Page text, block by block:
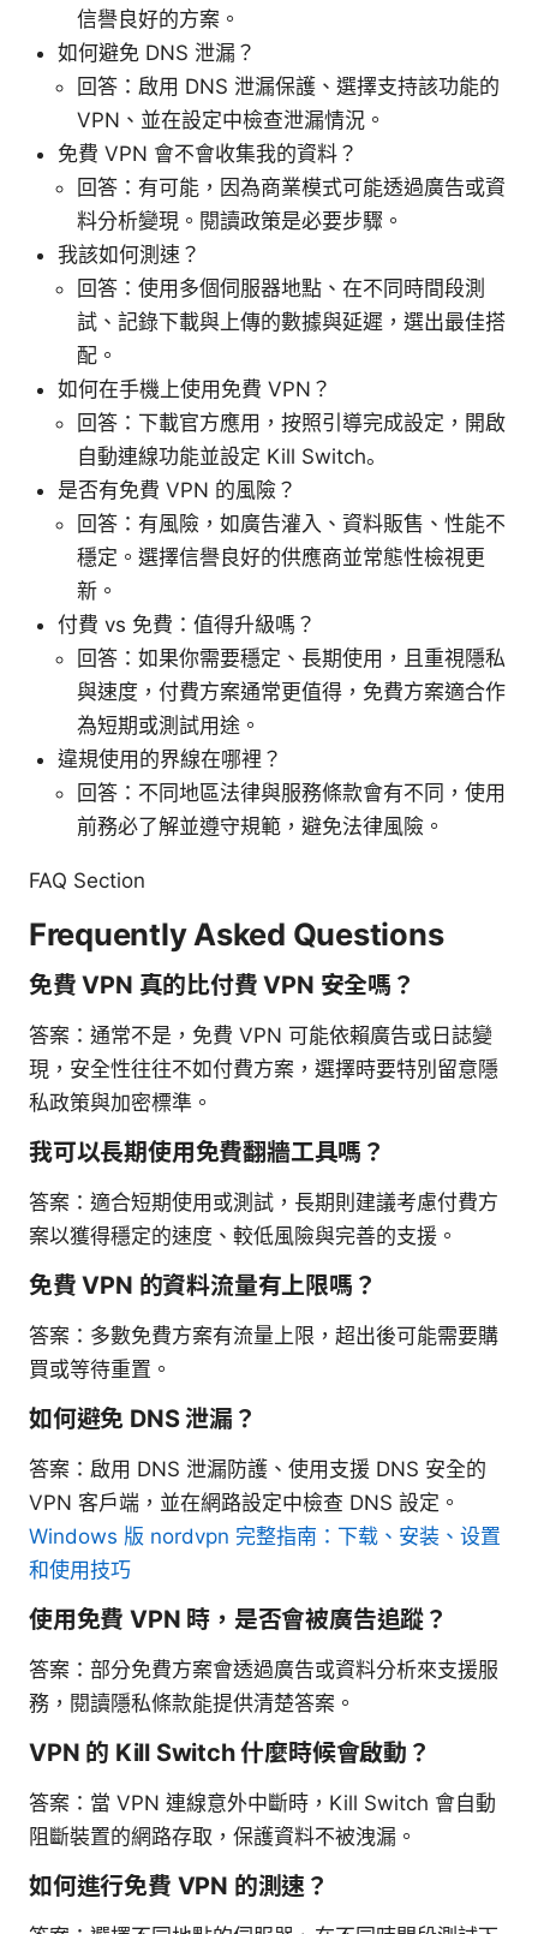
信譽良好的方案。
如何避免 DNS 泄漏？
回答：啟用 DNS 泄漏保護、選擇支持該功能的
VPN、並在設定中檢查泄漏情況。
免費 VPN 會不會收集我的資料？
回答：有可能，因為商業模式可能透過廣告或資
料分析變現。閱讀政策是必要步驟。
我該如何測速？
回答：使用多個伺服器地點、在不同時間段測
試、記錄下載與上傳的數據與延遲，選出最佳搭
配。
如何在手機上使用免費 VPN？
回答：下載官方應用，按照引導完成設定，開啟
自動連線功能並設定 Kill Switch。
是否有免費 VPN 的風險？
回答：有風險，如廣告灌入、資料販售、性能不
穩定。選擇信譽良好的供應商並常態性檢視更
新。
付費 vs 免費：值得升級嗎？
回答：如果你需要穩定、長期使用，且重視隱私
與速度，付費方案通常更值得，免費方案適合作
為短期或測試用途。
違規使用的界線在哪裡？
回答：不同地區法律與服務條款會有不同，使用
前務必了解並遵守規範，避免法律風險。
FAQ Section
Frequently Asked Questions
免費 VPN 真的比付費 VPN 安全嗎？
答案：通常不是，免費 VPN 可能依賴廣告或日誌變
現，安全性往往不如付費方案，選擇時要特別留意隱
私政策與加密標準。
我可以長期使用免費翻牆工具嗎？
答案：適合短期使用或測試，長期則建議考慮付費方
案以獲得穩定的速度、較低風險與完善的支援。
免費 VPN 的資料流量有上限嗎？
答案：多數免費方案有流量上限，超出後可能需要購
買或等待重置。
如何避免 DNS 泄漏？
答案：啟用 DNS 泄漏防護、使用支援 DNS 安全的
VPN 客戶端，並在網路設定中檢查 DNS 設定。
Windows 版 nordvpn 完整指南：下载、安装、设置
和使用技巧
使用免費 VPN 時，是否會被廣告追蹤？
答案：部分免費方案會透過廣告或資料分析來支援服
務，閱讀隱私條款能提供清楚答案。
VPN 的 Kill Switch 什麼時候會啟動？
答案：當 VPN 連線意外中斷時，Kill Switch 會自動
阻斷裝置的網路存取，保護資料不被洩漏。
如何進行免費 VPN 的測速？